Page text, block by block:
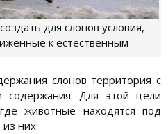
для слонов условия,
к естественным
слонов территория с
содержания. Для этой цели
животные находятся под
них: